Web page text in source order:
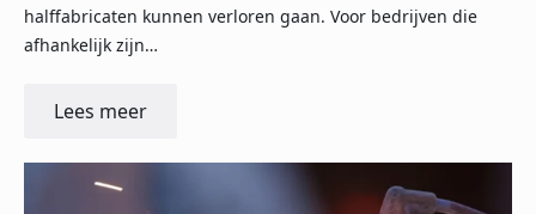
halffabricaten kunnen verloren gaan. Voor bedrijven die
afhankelijk zijn…
Lees meer